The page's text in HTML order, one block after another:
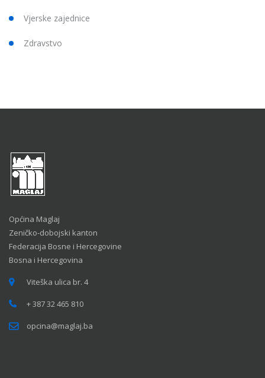
Vjerske zajednice
Zdravstvo
Općina Maglaj
Zeničko-dobojski kanton
Federacija Bosne i Hercegovine
Bosna i Hercegovina
Viteška ulica br. 4
+ 387 32 465 810
opcina@maglaj.ba